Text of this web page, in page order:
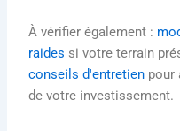
À vérifier également :
raides si votre terrain
conseils d'entretien pour
de votre investissement.